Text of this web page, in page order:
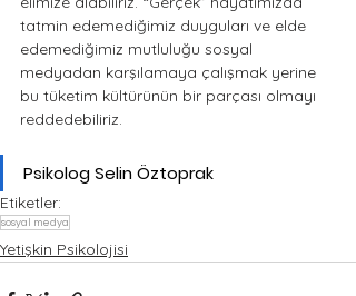
tatmin edemediğimiz duyguları ve elde
edemediğimiz mutluluğu sosyal
medyadan karşılamaya çalışmak yerine
bu tüketim kültürünün bir parçası olmayı
reddedebiliriz.
Psikolog Selin Öztoprak
Etiketler:
sosyal medya
Yetişkin Psikolojisi